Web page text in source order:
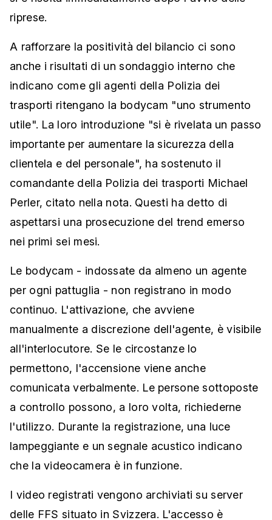
riprese.
A rafforzare la positività del bilancio ci sono
anche i risultati di un sondaggio interno che
indicano come gli agenti della Polizia dei
trasporti ritengano la bodycam "uno strumento
utile". La loro introduzione "si è rivelata un passo
importante per aumentare la sicurezza della
clientela e del personale", ha sostenuto il
comandante della Polizia dei trasporti Michael
Perler, citato nella nota. Questi ha detto di
aspettarsi una prosecuzione del trend emerso
nei primi sei mesi.
Le bodycam - indossate da almeno un agente
per ogni pattuglia - non registrano in modo
continuo. L'attivazione, che avviene
manualmente a discrezione dell'agente, è visibile
all'interlocutore. Se le circostanze lo
permettono, l'accensione viene anche
comunicata verbalmente. Le persone sottoposte
a controllo possono, a loro volta, richiederne
l'utilizzo. Durante la registrazione, una luce
lampeggiante e un segnale acustico indicano
che la videocamera è in funzione.
I video registrati vengono archiviati su server
delle FFS situato in Svizzera. L'accesso è